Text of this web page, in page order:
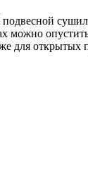
подвесной
для